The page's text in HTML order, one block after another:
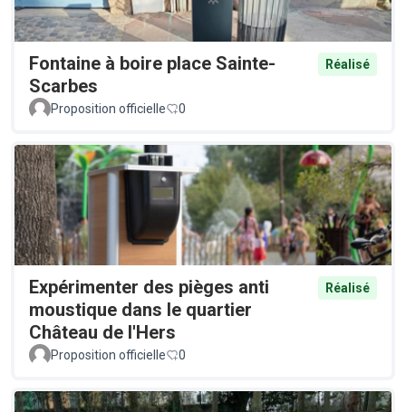
Fontaine à boire place Sainte-
Scarbes
Réalisé
Proposition officielle 0
Expérimenter des pièges anti
moustique dans le quartier
Château de l'Hers
Réalisé
Proposition officielle 0